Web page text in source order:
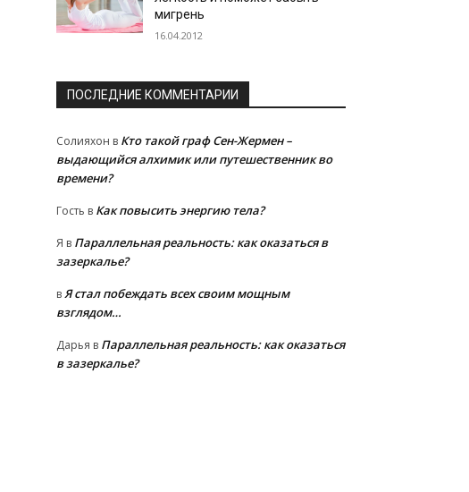
мигрень
16.04.2012
ПОСЛЕДНИЕ КОММЕНТАРИИ
Солияхон в Кто такой граф Сен-Жермен –
выдающийся алхимик или путешественник во
времени?
Гость в Как повысить энергию тела?
Я в Параллельная реальность: как оказаться в
зазеркалье?
вЯ стал побеждать всех своим мощным
взглядом…
Дарья в Параллельная реальность: как оказаться
в зазеркалье?